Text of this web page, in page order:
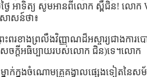
ថ្ងៃ អាទិត្យ សូមអានពីលោក ស្ពឺជិន! លោក
សាសន៍ថា៖
ពរខាងព្រលឹងវិញ្ញាណដ៏អស្ចារ្យជាងការប
េចក្ដីអធិប្បាយរបស់លោក ជិន)ទេ។លោក
យម្នាក់ក្នុងចំណោមគ្រូគង្វាលផ្សេងទៀតន